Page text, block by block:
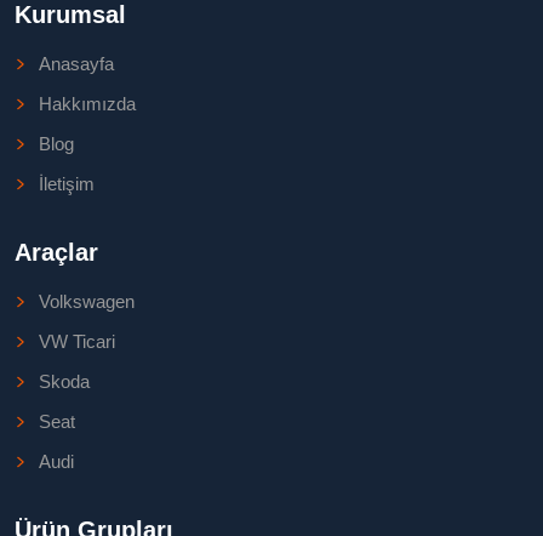
Kurumsal
Anasayfa
Hakkımızda
Blog
İletişim
Araçlar
Volkswagen
VW Ticari
Skoda
Seat
Audi
Ürün Grupları